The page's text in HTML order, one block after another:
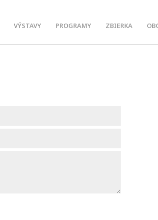
VÝSTAVY PROGRAMY ZBIERKA